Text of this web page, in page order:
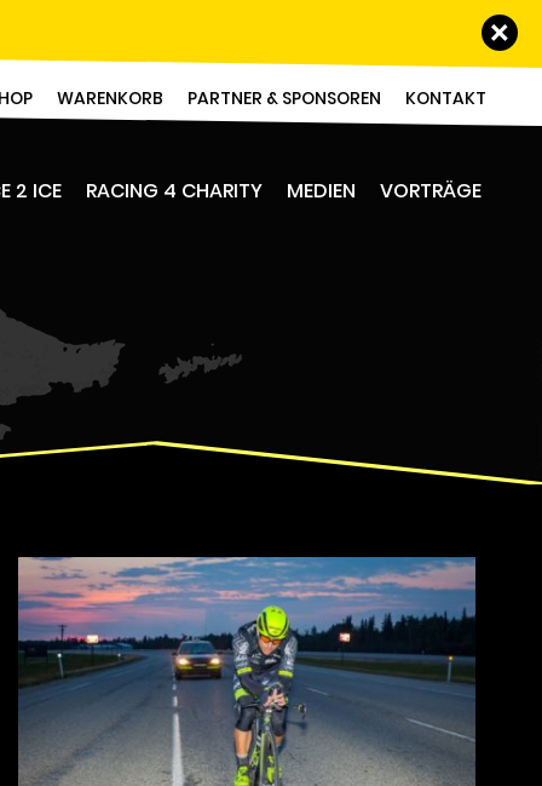
WARENKORB PARTNER & SPONSOREN KONTAKT
2 ICE RACING 4 CHARITY MEDIEN VORTRÄGE